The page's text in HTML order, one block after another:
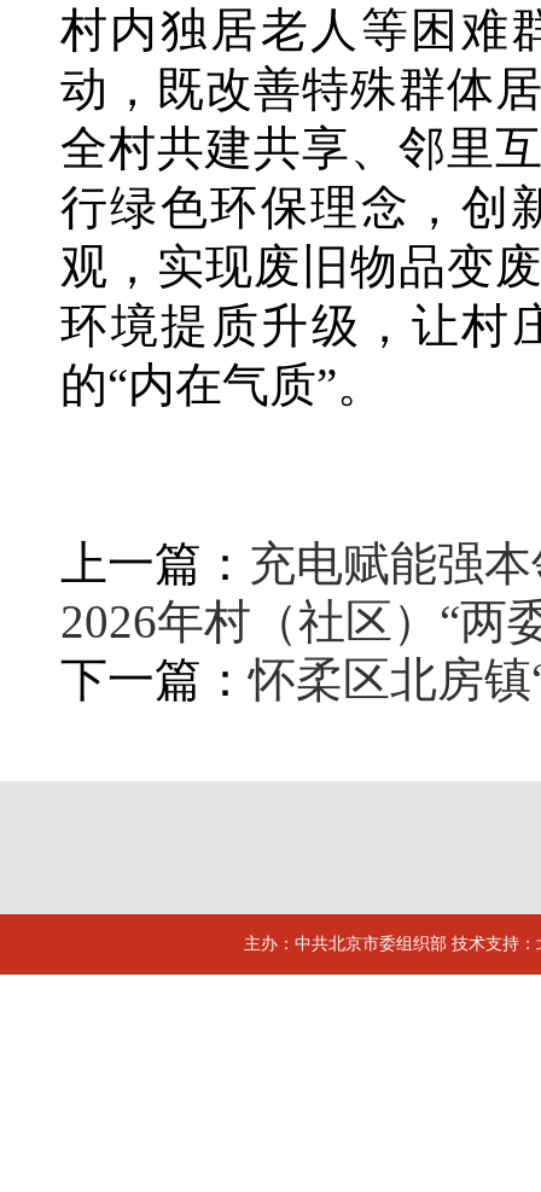
村内独居老人等困难
动，既改善特殊群体
全村共建共享、邻里
行绿色环保理念，创
观，实现废旧物品变
环境提质升级，让村
的“内在气质”。
上一篇： 充电赋能强
2026年村（社区）“两
下一篇：怀柔区北房
主办：中共北京市委组织部 技术支持